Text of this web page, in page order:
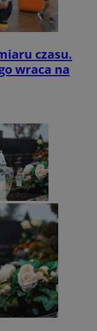
czasu.
wraca na